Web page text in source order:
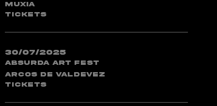
Muxia
TICKETS
30/07/2025
Absurda Art Fest
Arcos de Valdevez
TICKETS